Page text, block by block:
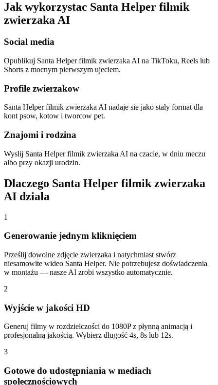
Jak wykorzystac Santa Helper filmik
zwierzaka AI
Social media
Opublikuj Santa Helper filmik zwierzaka AI na TikToku, Reels lub
Shorts z mocnym pierwszym ujeciem.
Profile zwierzakow
Santa Helper filmik zwierzaka AI nadaje sie jako staly format dla
kont psow, kotow i tworcow pet.
Znajomi i rodzina
Wyslij Santa Helper filmik zwierzaka AI na czacie, w dniu meczu
albo przy okazji urodzin.
Dlaczego Santa Helper filmik zwierzaka
AI dziala
1
Generowanie jednym kliknięciem
Prześlij dowolne zdjęcie zwierzaka i natychmiast stwórz
niesamowite wideo Santa Helper. Nie potrzebujesz doświadczenia
w montażu — nasze AI zrobi wszystko automatycznie.
2
Wyjście w jakości HD
Generuj filmy w rozdzielczości do 1080P z płynną animacją i
profesjonalną jakością. Wybierz długość 4s, 8s lub 12s.
3
Gotowe do udostępniania w mediach
społecznościowych